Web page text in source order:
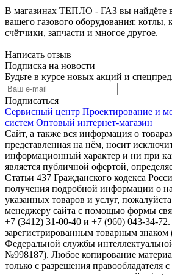
В магазинах ТЕПЛО - ГАЗ вы найдёте
вашего газового оборудования:
счётчики, запчасти и многое другое.
Написать отзыв
Подписка на новости
Будьте в курсе новых акций и
Подписаться
Сервисный центр Проектирование и
систем Оптовый интернет-магазин
Сайт, а также вся информация о
представленная на нём, носит
информационный характер и ни при
является публичной офертой,
Статьи 437 Гражданского кодекса
получения подробной информации о
указанных товаров и услуг,
менеджеру сайта с помощью формы
+7 (3412) 31-00-40 и +7 (960) 043-34-72.
зарегистрированным товарным знаком
Федеральной службы
№998187). Любое копирование
только с разрешения правообладателя